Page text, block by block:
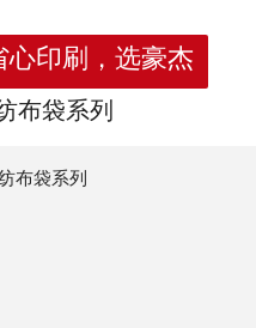
心印刷，选豪杰
布袋系列
布袋系列